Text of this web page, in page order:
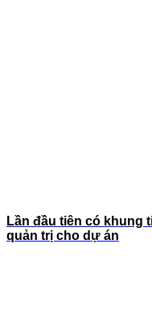
Lần đầu tiên có khung
quản trị cho dự án